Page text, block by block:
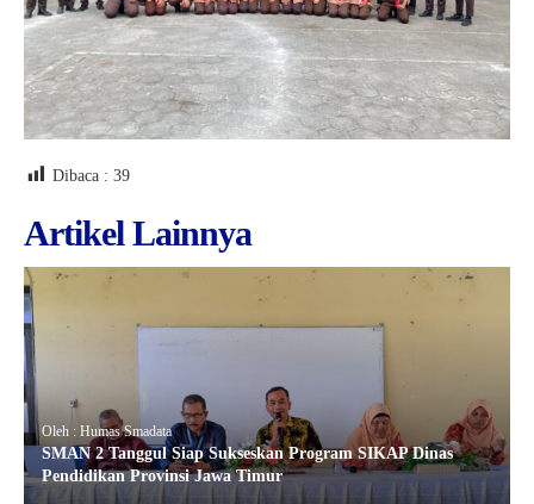
Dibaca : 39
Artikel Lainnya
Oleh : Humas Smadata
SMAN 2 Tanggul Siap Sukseskan Program SIKAP Dinas
Pendidikan Provinsi Jawa Timur